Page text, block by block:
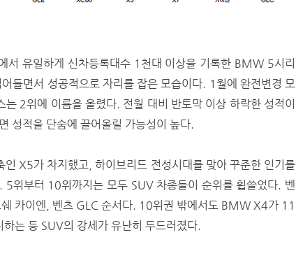
서 유일하게 신차등록대수 1천대 이상을 기록한 BMW 5시리
들면서 성공적으로 자리를 잡은 모습이다. 1월에 완전변경 모
2위에 이름을 올렸다. 전월 대비 반토막 이상 하락한 성적이
성적을 단숨에 끌어올릴 가능성이 높다.
X5가 차지했고, 하이브리드 전성시대를 맞아 꾸준한 인기를
5위부터 10위까지는 모두 SUV 차종들이 순위를 휩쓸었다. 벤
카이엔, 벤츠 GLC 순서다. 10위권 밖에서도 BMW X4가 11
는 등 SUV의 강세가 유난히 두드러졌다.